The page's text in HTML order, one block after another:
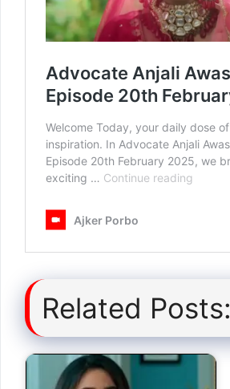
Related Posts: